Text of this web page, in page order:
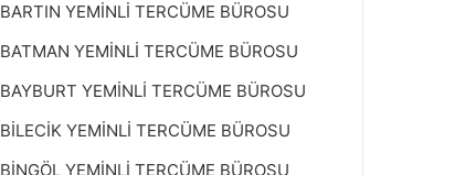
BARTIN YEMİNLİ TERCÜME BÜROSU
BATMAN YEMİNLİ TERCÜME BÜROSU
BAYBURT YEMİNLİ TERCÜME BÜROSU
BİLECİK YEMİNLİ TERCÜME BÜROSU
BİNGÖL YEMİNLİ TERCÜME BÜROSU